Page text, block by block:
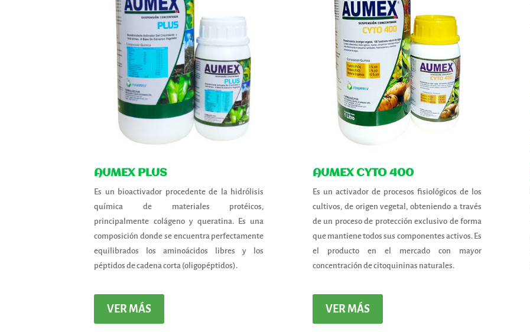
AUMEX PLUS
Es un bioactivador procedente de la hidrólisis
química de materiales protéicos,
principalmente colágeno y queratina. Es una
composición donde se encuentra perfectamente
equilibrados los aminoácidos libres y los
péptidos de cadena corta (oligopéptidos).
VER MÁS
AUMEX CYTO 400
Es un activador de procesos fisiológicos de los
cultivos, de origen vegetal, obteniendo a través
de un proceso de protección exclusivo de forma
que mantiene todos sus componentes activos. Es
el producto en el mercado con mayor
concentración de citoquininas naturales.
VER MÁS